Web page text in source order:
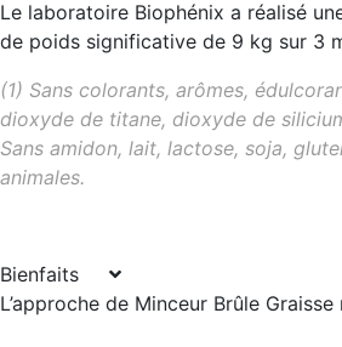
Le laboratoire Biophénix a réalisé
de poids significative de 9 kg sur 3
(1) Sans colorants, arômes,
dioxyde de titane, dioxyde de
Sans amidon, lait, lactose, soja,
animales.
Bienfaits
L’approche de Minceur Brûle